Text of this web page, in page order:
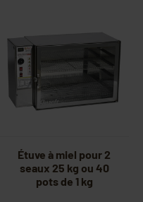
Étuve à miel pour 2
seaux 25 kg ou 40
pots de 1 kg